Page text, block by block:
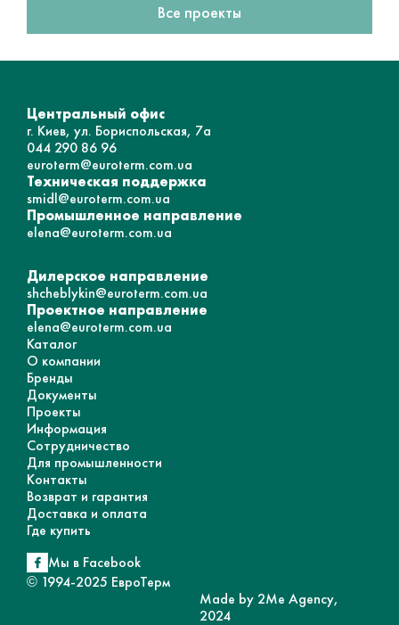
Все проекты
Центральный офис
г. Киев, ул. Бориспольская, 7а
044 290 86 96
euroterm@euroterm.com.ua
Техническая поддержка
smidl@euroterm.com.ua
Промышленное направление
elena@euroterm.com.ua
Дилерское направление
shcheblykin@euroterm.com.ua
Проектное направление
elena@euroterm.com.ua
Каталог
О компании
Бренды
Документы
Проекты
Информация
Сотрудничество
Для промышленности
Контакты
Возврат и гарантия
Доставка и оплата
Где купить
Мы в Facebook
© 1994-2025 ЕвроТерм
Made by 2Me Agency,
2024